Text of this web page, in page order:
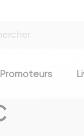
Promoteurs